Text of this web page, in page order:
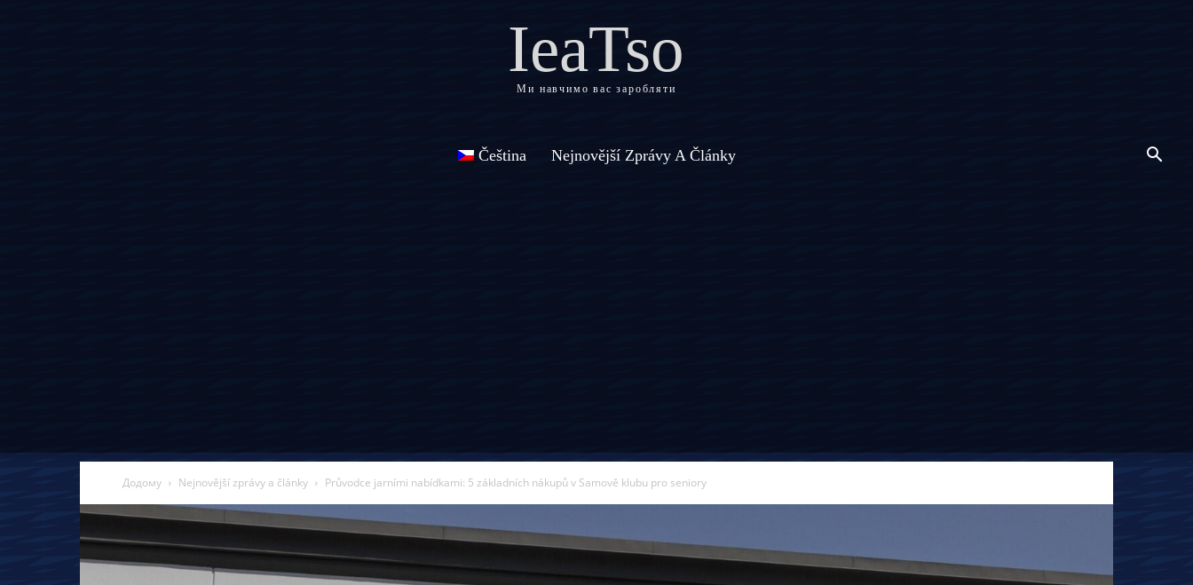
IeaTso
Ми навчимо вас заробляти
Čeština Nejnovější Zprávy A Články
Додому Nejnovější zprávy a články Průvodce jarními nabídkami: 5 základních nákupů v Samově klubu pro seniory